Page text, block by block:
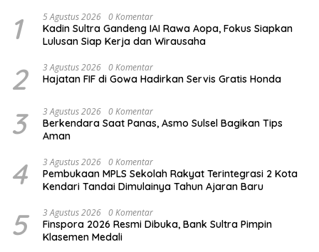
1 5 Agustus 2026 0 Komentar
Kadin Sultra Gandeng IAI Rawa Aopa, Fokus Siapkan
Lulusan Siap Kerja dan Wirausaha
2 3 Agustus 2026 0 Komentar
Hajatan FIF di Gowa Hadirkan Servis Gratis Honda
3 3 Agustus 2026 0 Komentar
Berkendara Saat Panas, Asmo Sulsel Bagikan Tips
Aman
4 3 Agustus 2026 0 Komentar
Pembukaan MPLS Sekolah Rakyat Terintegrasi 2 Kota
Kendari Tandai Dimulainya Tahun Ajaran Baru
5 3 Agustus 2026 0 Komentar
Finspora 2026 Resmi Dibuka, Bank Sultra Pimpin
Klasemen Medali